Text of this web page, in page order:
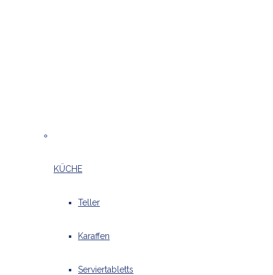
KÜCHE
Teller
Karaffen
Serviertabletts